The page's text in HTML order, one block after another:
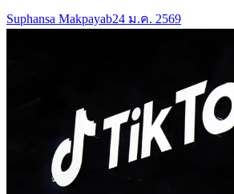
Suphansa Makpayab24 ม.ค. 2569